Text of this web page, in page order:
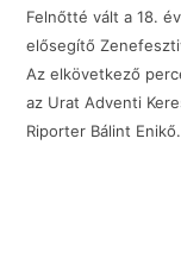
Felnőtté vált a 18.
elősegítő
Az elkövetkező
az Urat Adventi
Riporter Bálint Enikő.